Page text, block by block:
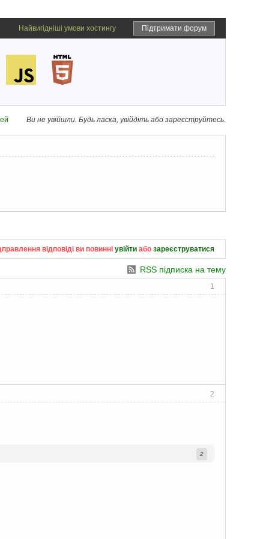
Підтримати форум
Найвигідніші умови хостингу
Ви не увійшли. Будь ласка, увійдіть або зареєструйтесь.
відповіді ви повинні увійти або зареєструватися
RSS підписка на тему
1
2
2